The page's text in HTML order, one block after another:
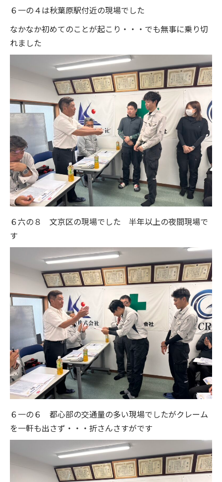
６一の４は秋葉原駅付近の現場でした
なかなか初めてのことが起こり・・・でも無事に乗り切
れました
６六の８ 文京区の現場でした 半年以上の夜間現場で
す
６一の６ 都心部の交通量の多い現場でしたがクレーム
を一軒も出さず・・・折さんさすがです